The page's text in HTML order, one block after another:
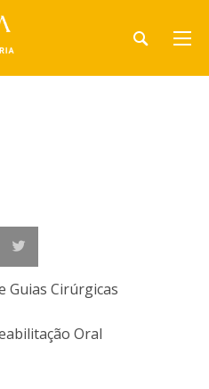
Guias Cirúrgicas
Oral